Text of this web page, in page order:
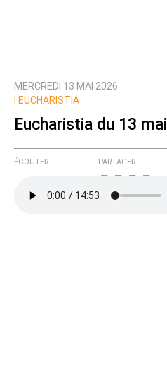
MERCREDI 13 MAI 2026
EUCHARISTIA
Eucharistia du 13 mai
ÉCOUTER PARTAGER